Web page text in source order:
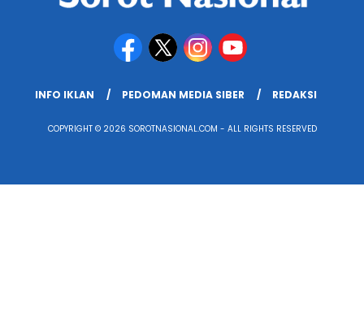
INFO IKLAN PEDOMAN MEDIA SIBER REDAKSI
COPYRIGHT © 2026 SOROTNASIONAL.COM - ALL RIGHTS RESERVED